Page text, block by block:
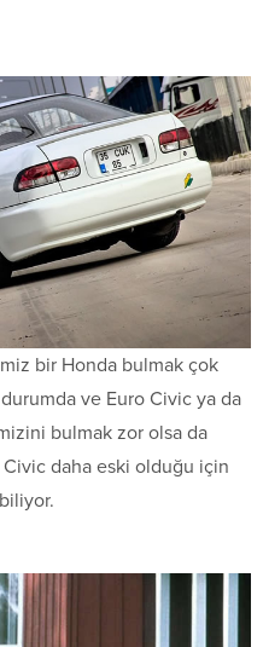
bir Honda bulmak çok
ve Euro Civic ya da
bulmak zor olsa da
daha eski olduğu için